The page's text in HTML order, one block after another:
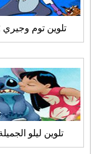
تلوين توم وجيري 2
تلوين ليلو